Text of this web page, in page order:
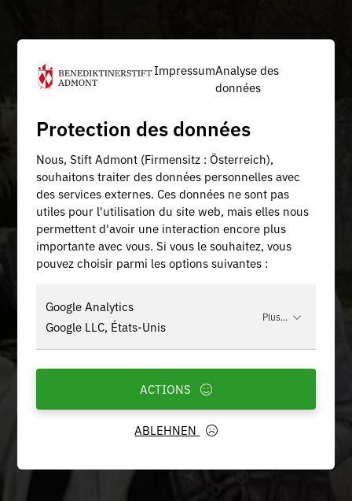
ImpressumAnalyse des
données
Protection des données
Nous, Stift Admont (Firmensitz : Österreich),
souhaitons traiter des données personnelles avec
des services externes. Ces données ne sont pas
utiles pour l'utilisation du site web, mais elles nous
permettent d'avoir une interaction encore plus
importante avec vous. Si vous le souhaitez, vous
pouvez choisir parmi les options suivantes :
Google Analytics
Google LLC, États-Unis
Plus...
ABLEHNEN
ACTIONS